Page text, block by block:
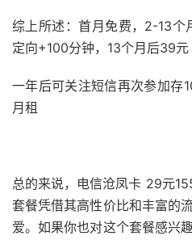
综上所述：首月免费，2-13
定向+100分钟，13个月后39元
一年后可关注短信再次参加存
月租
总的来说，电信沧凤卡 29元
套餐凭借其高性价比和丰富的
爱。如果你也对这个套餐感兴